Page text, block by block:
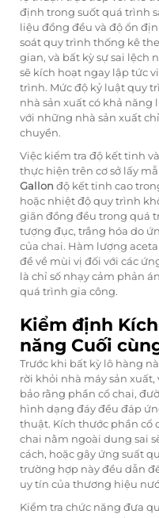
định trong suốt quá trình
liệu đồng đều và độ ổn
soát quy trình thống kê
gian, và bất kỳ sự sai lệch
sẽ kích hoạt ngay lập tức
trình. Mức độ kỷ luật quy
nhà sản xuất có khả
với những nhà sản xuất
chuyền.
Việc kiểm tra độ kết tinh
thực hiện trên cơ sở lấy
Gallon độ kết tinh cao
hoặc nhiệt độ quy trình
giãn đồng đều trong quá
tượng đục, trắng hóa do
của chai. Hàm lượng
đề về mùi vị đối với các
là chỉ số nhạy cảm phản
quá trình gia công.
Kiểm định
năng Cuối
Trước khi bất kỳ lô hàng
rời khỏi nhà máy sản
bảo rằng phần cổ chai,
hình dạng đáy đều đáp
thuật. Kích thước phần cổ
chai nằm ngoài dung sai
cách, hoặc gây ứng suất
trường hợp này đều dẫn
uy tín của thương hiệu
Kiểm tra chức năng đưa